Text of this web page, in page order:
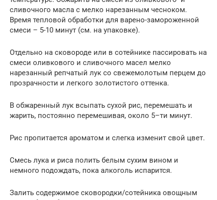
сливочного масла с мелко нарезанным чесноком.
Время тепловой обработки для варено-замороженной
смеси – 5-10 минут (см. на упаковке).
Отдельно на сковороде или в сотейнике пассировать на
смеси оливкового и сливочного масел мелко
нарезанный репчатый лук со свежемолотым перцем до
прозрачности и легкого золотистого оттенка.
В обжаренный лук всыпать сухой рис, перемешать и
жарить, постоянно перемешивая, около 5–ти минут.
Рис пропитается ароматом и слегка изменит свой цвет.
Смесь лука и риса полить белым сухим вином и
немного подождать, пока алкоголь испарится.
Залить содержимое сковородки/сотейника овощным